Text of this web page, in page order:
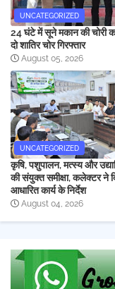
UNCATEGORIZED
24 घंटे में सूने मकान की चोरी
दो शातिर चोर गिरफ्तार
August 05, 2026
UNCATEGORIZED
कृषि, पशुपालन, मत्स्य और
की संयुक्त समीक्षा, कलेक्टर ने
आधारित कार्य के निर्देश
August 04, 2026